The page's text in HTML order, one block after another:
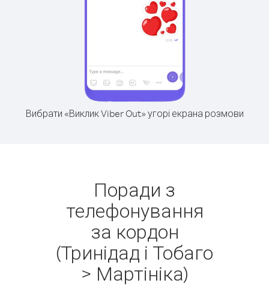
Вибрати «Виклик Viber Out» угорі екрана розмови
Поради з
телефонування
за кордон
(Тринідад і Тобаго
> Мартініка)